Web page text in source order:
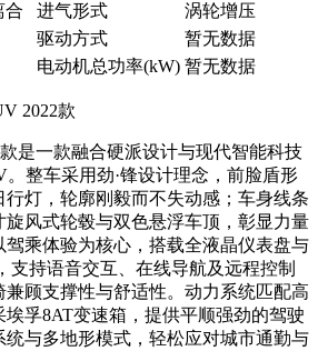
合 进气形式
涡轮增压
驱动方式
暂无数据
电动机总功率(kW) 暂无数据
2022款
是一款融合硬派设计与现代智能科技
整车采用劲·锋设计理念，前脸盾形
灯，轮廓刚毅而不失动感；车身线条
旋风式轮毂与双色悬浮车顶，彰显力量
乘体验为核心，搭载全液晶仪表盘与
支持语音交互、在线导航及远程控制
顾支撑性与舒适性。动力系统匹配高
孚8AT变速箱，提供平顺强劲的驾驶
统与多地形模式，轻松应对城市通勤与